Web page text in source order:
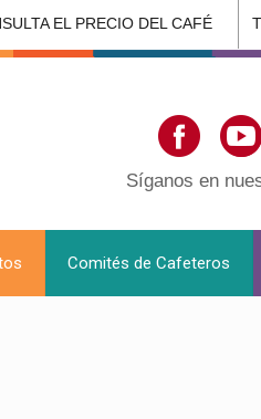
EL PRECIO DEL CAFÉ
Comités de Cafeteros
Síganos en